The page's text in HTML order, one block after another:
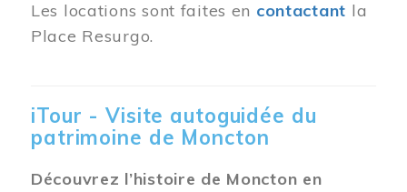
Les locations sont faites en contactant la
Place Resurgo.
iTour - Visite autoguidée du
patrimoine de Moncton
Découvrez l’histoire de Moncton en